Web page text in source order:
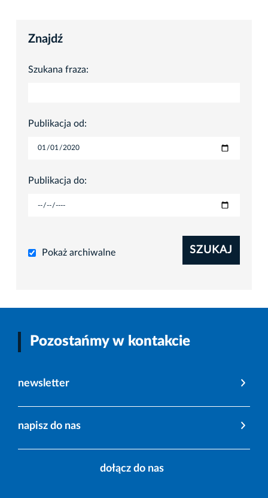
Znajdź
Szukana fraza:
Publikacja od:
Publikacja do:
Pokaż archiwalne SZUKAJ
Pozostańmy w kontakcie
newsletter
napisz do nas
dołącz do nas